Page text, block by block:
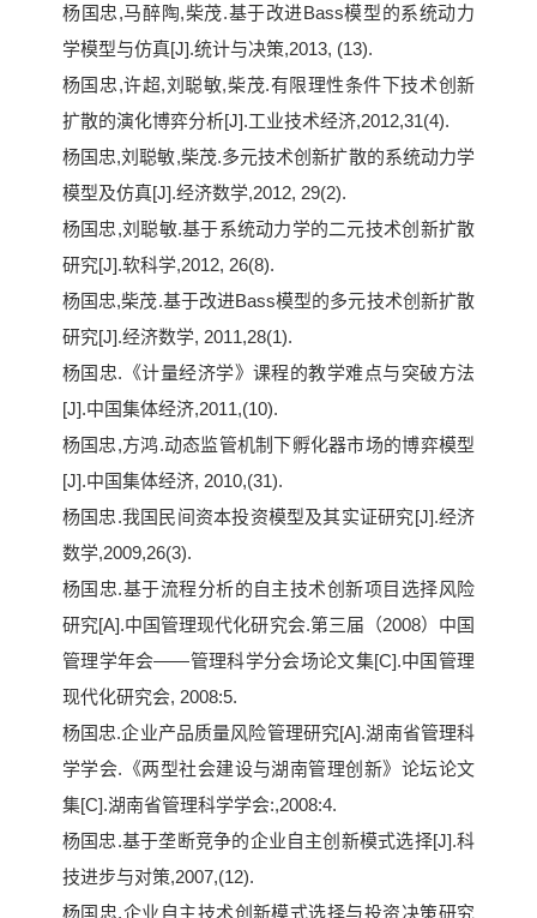
杨国忠,马醉陶,柴茂.基于改进Bass模型的系统动力
学模型与仿真[J].统计与决策,2013, (13).
杨国忠,许超,刘聪敏,柴茂.有限理性条件下技术创新
扩散的演化博弈分析[J].工业技术经济,2012,31(4).
杨国忠,刘聪敏,柴茂.多元技术创新扩散的系统动力学
模型及仿真[J].经济数学,2012, 29(2).
杨国忠,刘聪敏.基于系统动力学的二元技术创新扩散
研究[J].软科学,2012, 26(8).
杨国忠,柴茂.基于改进Bass模型的多元技术创新扩散
研究[J].经济数学, 2011,28(1).
杨国忠.《计量经济学》课程的教学难点与突破方法
[J].中国集体经济,2011,(10).
杨国忠,方鸿.动态监管机制下孵化器市场的博弈模型
[J].中国集体经济, 2010,(31).
杨国忠.我国民间资本投资模型及其实证研究[J].经济
数学,2009,26(3).
杨国忠.基于流程分析的自主技术创新项目选择风险
研究[A].中国管理现代化研究会.第三届（2008）中国
管理学年会——管理科学分会场论文集[C].中国管理
现代化研究会, 2008:5.
杨国忠.企业产品质量风险管理研究[A].湖南省管理科
学学会.《两型社会建设与湖南管理创新》论坛论文
集[C].湖南省管理科学学会:,2008:4.
杨国忠.基于垄断竞争的企业自主创新模式选择[J].科
技进步与对策,2007,(12).
杨国忠.企业自主技术创新模式选择与投资决策研究